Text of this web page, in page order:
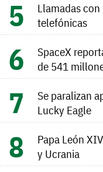
Llamadas
telefónicas
SpaceX
de 541
Se paralizan
Lucky Eagle
Papa León
y Ucrania